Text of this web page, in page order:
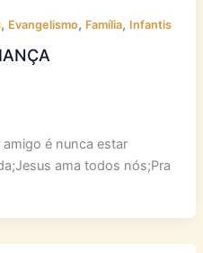
, Evangelismo, Família, Infantis
é nunca estar
ama todos nós;Pra